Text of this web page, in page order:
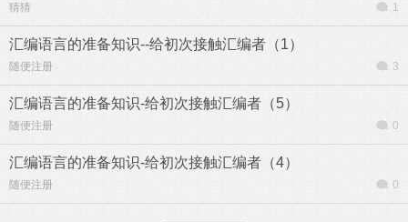
猜猜 1
汇编语言的准备知识--给初次接触汇编者（1）
随便注册 3
汇编语言的准备知识-给初次接触汇编者（5）
随便注册 0
汇编语言的准备知识-给初次接触汇编者（4）
随便注册 0